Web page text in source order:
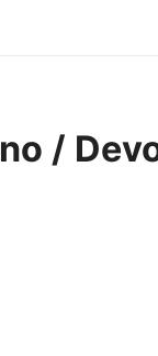
/